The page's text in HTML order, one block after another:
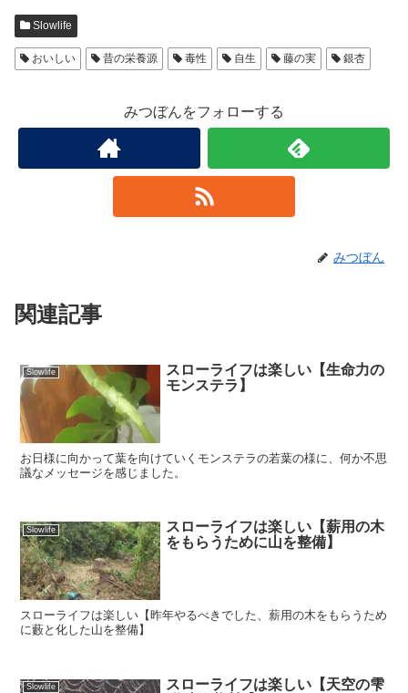
Slowlife
おいしい 昔の栄養源 毒性 自生 藤の実 銀杏
みつぼんをフォローする
みつぼん
関連記事
Slowlife
スローライフは楽しい【生命力の
モンステラ】
お日様に向かって葉を向けていくモンステラの若葉の様に、何か不思
議なメッセージを感じました。
Slowlife
スローライフは楽しい【薪用の木
をもらうために山を整備】
スローライフは楽しい【昨年やるべきでした、薪用の木をもらうため
に藪と化した山を整備】
Slowlife
スローライフは楽しい【天空の雫